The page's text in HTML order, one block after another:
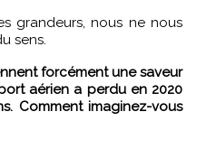
grandeurs, nous ne nous
sens.
aérien a perdu en 2020
Comment imaginez-vous